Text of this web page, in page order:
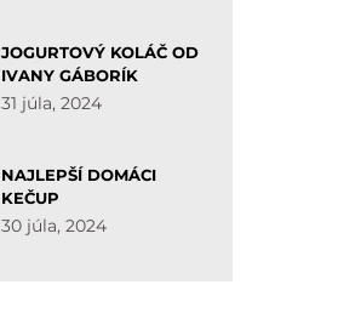
JOGURTOVÝ KOLÁČ OD
IVANY GÁBORÍK
31 júla, 2024
NAJLEPŠÍ DOMÁCI
KEČUP
30 júla, 2024